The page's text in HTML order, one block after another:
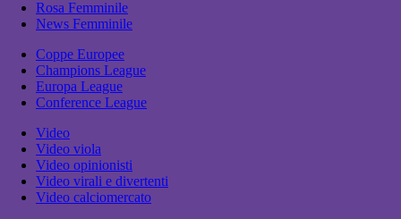
Rosa Femminile
News Femminile
Coppe Europee
Champions League
Europa League
Conference League
Video
Video viola
Video opinionisti
Video virali e divertenti
Video calciomercato